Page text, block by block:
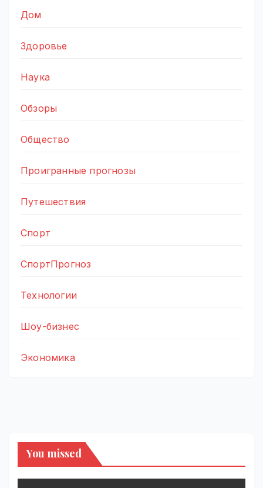
Дом
Здоровье
Наука
Обзоры
Общество
Проигранные прогнозы
Путешествия
Спорт
СпортПрогноз
Технологии
Шоу-бизнес
Экономика
You missed